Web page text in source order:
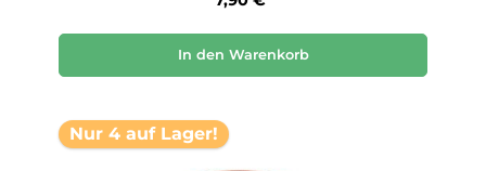
In den Warenkorb
Nur 4 auf Lager!